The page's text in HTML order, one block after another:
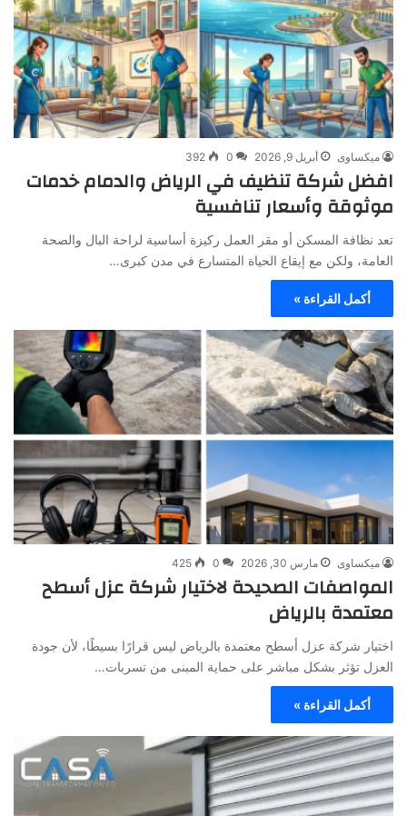
ميكساوى أبريل 9, 2026 0
392
افضل شركة تنظيف في الرياض والدمام خدمات
موثوقة وأسعار تنافسية
تعد نظافة المسكن أو مقر العمل ركيزة أساسية لراحة البال والصحة
العامة، ولكن مع إيقاع الحياة المتسارع في مدن كبرى…
أكمل القراءة »
ميكساوى مارس 30, 2026 0
425
المواصفات الصحيحة لاختيار شركة عزل أسطح
معتمدة بالرياض
اختيار شركة عزل أسطح معتمدة بالرياض ليس قرارًا بسيطًا، لأن جودة
العزل تؤثر بشكل مباشر على حماية المبنى من تسربات…
أكمل القراءة »